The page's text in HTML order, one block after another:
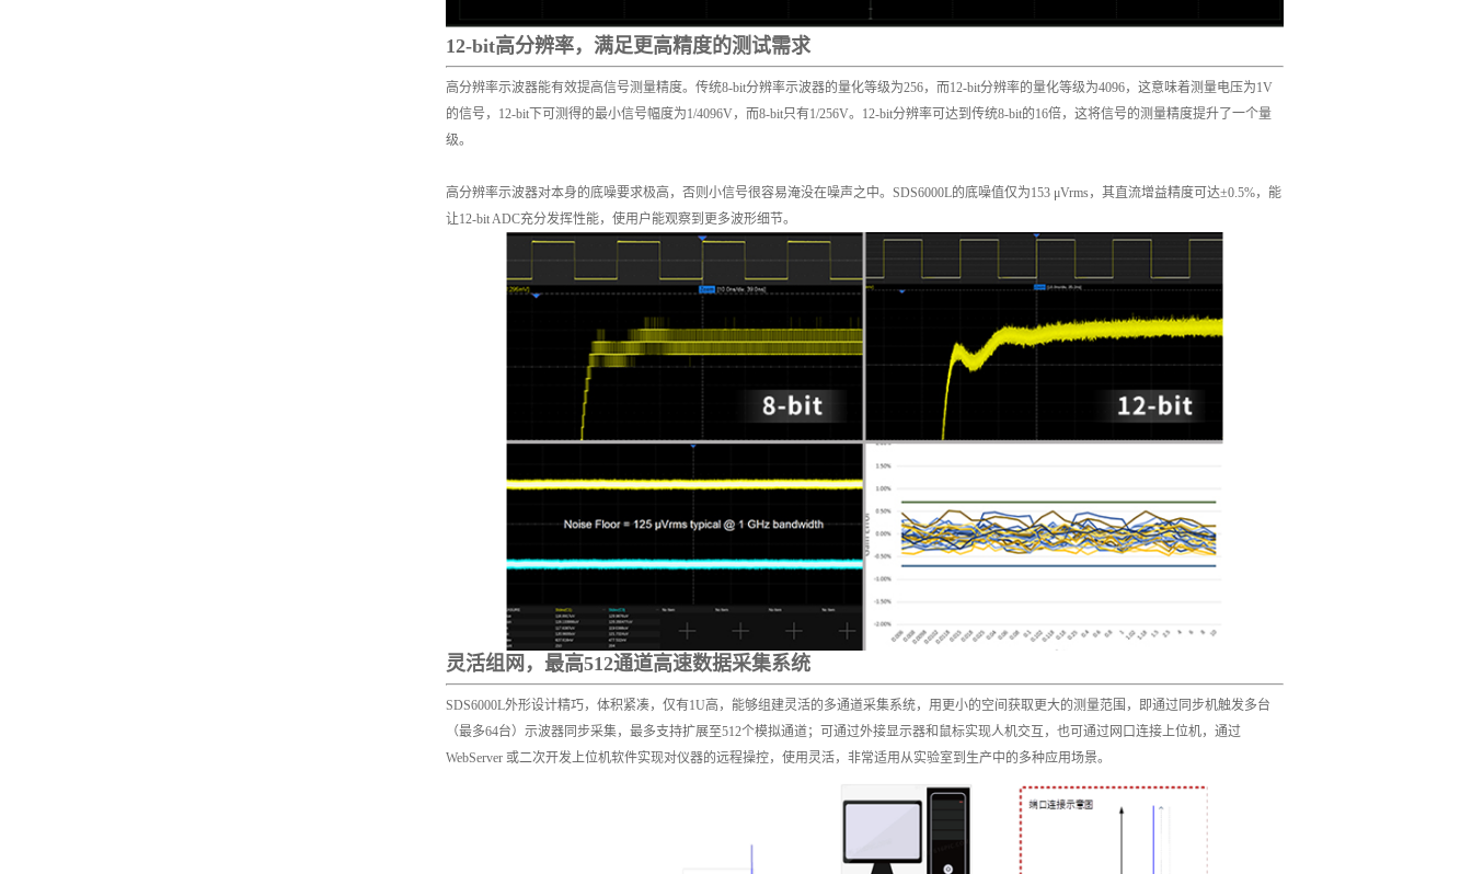
12-bit高分辨率，满足更高精度的测试需求
高分辨率示波器能有效提高信号测量精度。传统8-bit分辨率示波器的量化等级为256，而12-bit分辨率的量化等级为4096，这意味着测量电压为1V
的信号，12-bit下可测得的最小信号幅度为1/4096V，而8-bit只有1/256V。12-bit分辨率可达到传统8-bit的16倍，这将信号的测量精度提升了一个量
级。
高分辨率示波器对本身的底噪要求极高，否则小信号很容易淹没在噪声之中。SDS6000L的底噪值仅为153 μVrms，其直流增益精度可达±0.5%，能
让12-bit ADC充分发挥性能，使用户能观察到更多波形细节。
灵活组网，最高512通道高速数据采集系统
SDS6000L外形设计精巧，体积紧凑，仅有1U高，能够组建灵活的多通道采集系统，用更小的空间获取更大的测量范围，即通过同步机触发多台
（最多64台）示波器同步采集，最多支持扩展至512个模拟通道；可通过外接显示器和鼠标实现人机交互，也可通过网口连接上位机，通过
WebServer 或二次开发上位机软件实现对仪器的远程操控，使用灵活，非常适用从实验室到生产中的多种应用场景。